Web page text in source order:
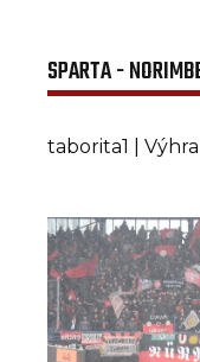
SPARTA -
taborita1 |